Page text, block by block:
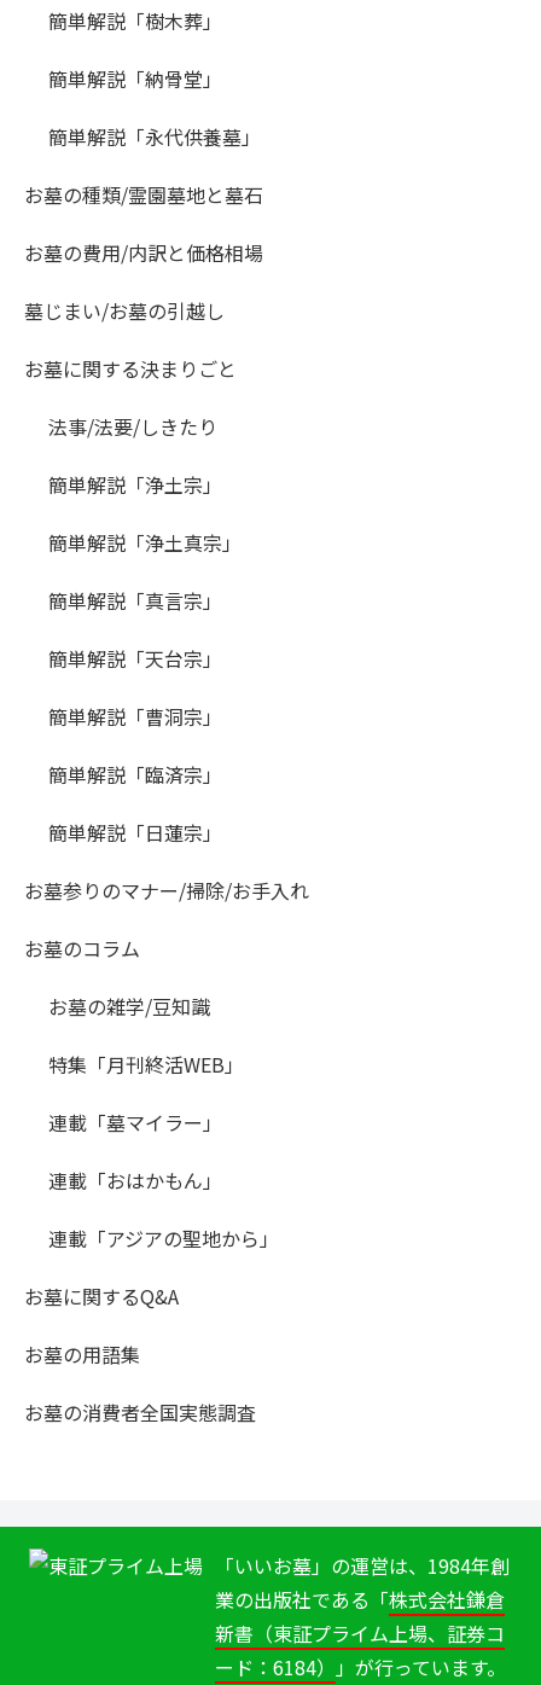
簡単解説「樹木葬」
簡単解説「納骨堂」
簡単解説「永代供養墓」
お墓の種類/霊園墓地と墓石
お墓の費用/内訳と価格相場
墓じまい/お墓の引越し
お墓に関する決まりごと
法事/法要/しきたり
簡単解説「浄土宗」
簡単解説「浄土真宗」
簡単解説「真言宗」
簡単解説「天台宗」
簡単解説「曹洞宗」
簡単解説「臨済宗」
簡単解説「日蓮宗」
お墓参りのマナー/掃除/お手入れ
お墓のコラム
お墓の雑学/豆知識
特集「月刊終活WEB」
連載「墓マイラー」
連載「おはかもん」
連載「アジアの聖地から」
お墓に関するQ&A
お墓の用語集
お墓の消費者全国実態調査
「いいお墓」の運営は、1984年創
業の出版社である「株式会社鎌倉
新書（東証プライム上場、証券コ
ード：6184） 」が行っています。